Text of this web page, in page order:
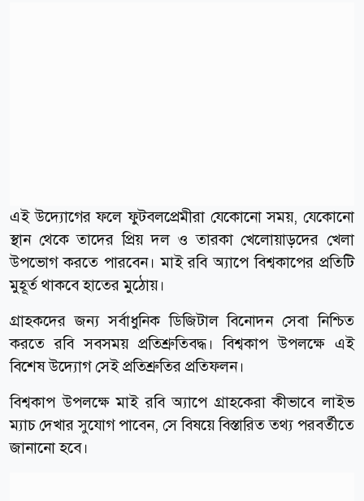
এই উদ্যোগের ফলে ফুটবলপ্রেমীরা যেকোনো সময়, যেকোনো
স্থান থেকে তাদের প্রিয় দল ও তারকা খেলোয়াড়দের খেলা
উপভোগ করতে পারবেন। মাই রবি অ্যাপে বিশ্বকাপের প্রতিটি
মুহূর্ত থাকবে হাতের মুঠোয়।
গ্রাহকদের জন্য সর্বাধুনিক ডিজিটাল বিনোদন সেবা নিশ্চিত
করতে রবি সবসময় প্রতিশ্রুতিবদ্ধ। বিশ্বকাপ উপলক্ষে এই
বিশেষ উদ্যোগ সেই প্রতিশ্রুতির প্রতিফলন।
বিশ্বকাপ উপলক্ষে মাই রবি অ্যাপে গ্রাহকেরা কীভাবে লাইভ
ম্যাচ দেখার সুযোগ পাবেন, সে বিষয়ে বিস্তারিত তথ্য পরবর্তীতে
জানানো হবে।